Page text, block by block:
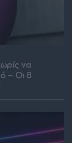
να
– Οι 8